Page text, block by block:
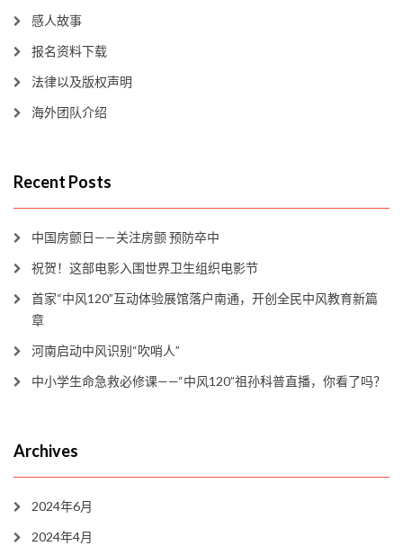
感人故事
报名资料下载
法律以及版权声明
海外团队介绍
Recent Posts
中国房颤日——关注房颤 预防卒中
祝贺！这部电影入围世界卫生组织电影节
首家“中风120”互动体验展馆落户南通，开创全民中风教育新篇
章
河南启动中风识别“吹哨人”
中小学生命急救必修课——“中风120”祖孙科普直播，你看了吗？
Archives
2024年6月
2024年4月